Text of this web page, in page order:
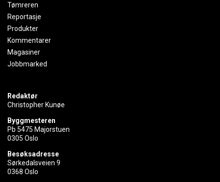
Tømreren
Reportasje
Produkter
Kommentarer
Magasiner
Jobbmarked
Redaktør
Christopher Kunøe
Byggmesteren
Pb 5475 Majorstuen
0305 Oslo
Besøksadresse
Sørkedalsveien 9
0368 Oslo